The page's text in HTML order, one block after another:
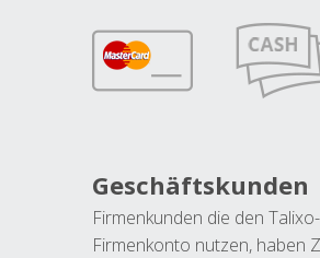
Geschäftskunden
Firmenkunden die den Talixo-
Firmenkonto nutzen, haben